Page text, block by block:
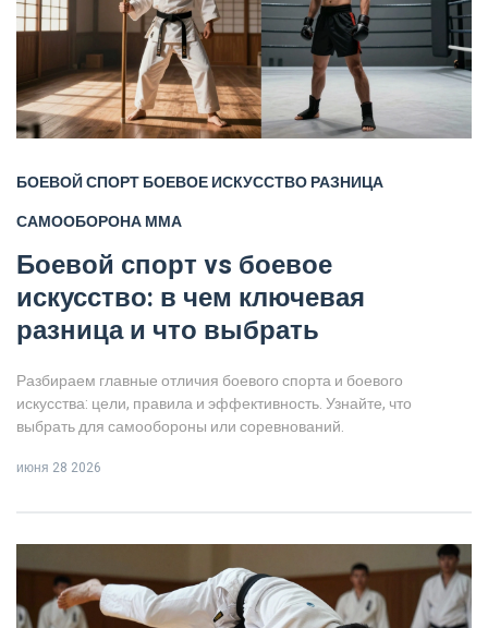
БОЕВОЙ СПОРТБОЕВОЕ ИСКУССТВОРАЗНИЦА
САМООБОРОНАММА
Боевой спорт vs боевое
искусство: в чем ключевая
разница и что выбрать
Разбираем главные отличия боевого спорта и боевого
искусства: цели, правила и эффективность. Узнайте, что
выбрать для самообороны или соревнований.
июня 28 2026